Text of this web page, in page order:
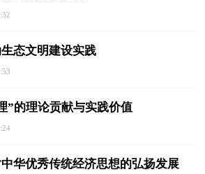
态文明建设实践
”的理论贡献与实践价值
华优秀传统经济思想的弘扬发展